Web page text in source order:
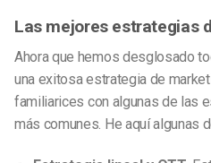
Las mejores estrategias
Ahora que hemos desglosado
una exitosaestrategia de
familiarices con algunas de las
más comunes. He aquí algunas